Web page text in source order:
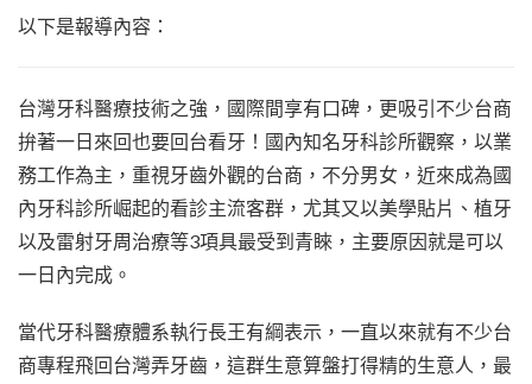
以下是報導內容：
台灣牙科醫療技術之強，國際間享有口碑，更吸引不少台商
拚著一日來回也要回台看牙！國內知名牙科診所觀察，以業
務工作為主，重視牙齒外觀的台商，不分男女，近來成為國
內牙科診所崛起的看診主流客群，尤其又以美學貼片、植牙
以及雷射牙周治療等3項具最受到青睞，主要原因就是可以
一日內完成。
當代牙科醫療體系執行長王有綱表示，一直以來就有不少台
商專程飛回台灣弄牙齒，這群生意算盤打得精的生意人，最